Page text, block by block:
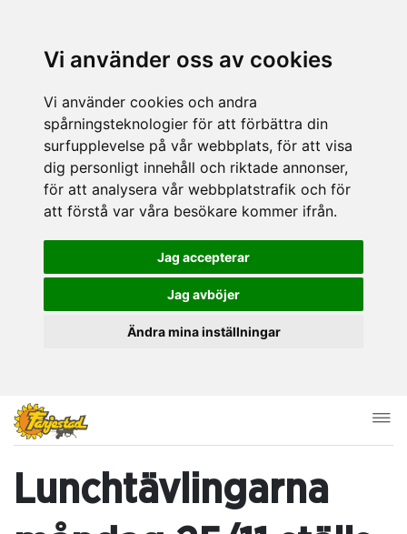
Vi använder oss av cookies
Vi använder cookies och andra
spårningsteknologier för att förbättra din
surfupplevelse på vår webbplats, för att visa
dig personligt innehåll och riktade annonser,
för att analysera vår webbplatstrafik och för
att förstå var våra besökare kommer ifrån.
Jag accepterar
Jag avböjer
Ändra mina inställningar
Lunchtävlingarna